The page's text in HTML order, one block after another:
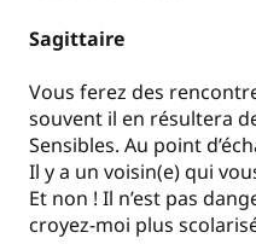
Sagittaire
Vous ferez des
souvent il en résultera
Sensibles. Au point
Il y a un voisin(e) qui
Et non ! Il n’est pas
croyez-moi plus